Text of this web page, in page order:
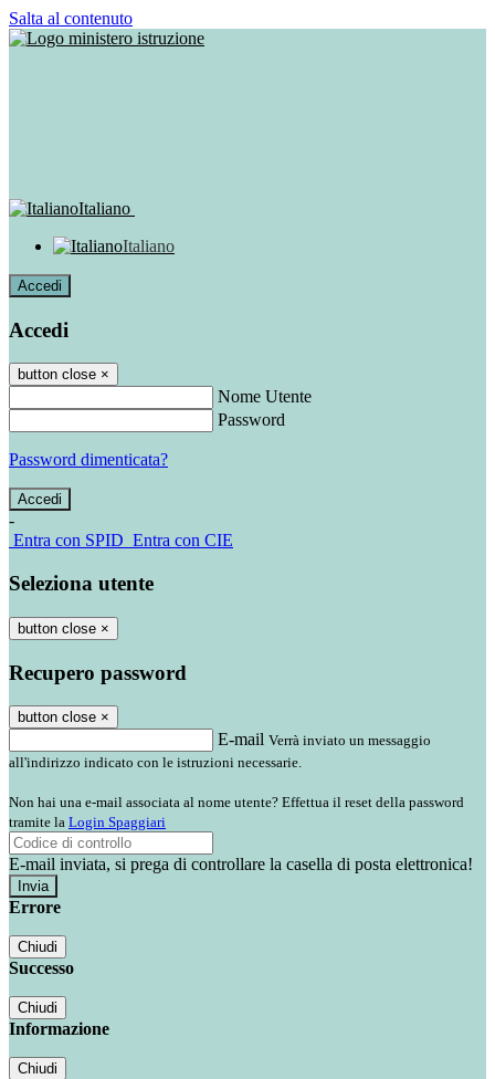
Salta al contenuto
Italiano
Italiano
Accedi
Accedi
button close ×
Nome Utente
Password
Password dimenticata?
-
Entra con SPID Entra con CIE
Seleziona utente
button close ×
Recupero password
button close ×
E-mail Verrà inviato un messaggio
all'indirizzo indicato con le istruzioni necessarie.
Non hai una e-mail associata al nome utente? Effettua il reset della password
tramite la Login Spaggiari
E-mail inviata, si prega di controllare la casella di posta elettronica!
Errore
Chiudi
Successo
Chiudi
Informazione
Chiudi